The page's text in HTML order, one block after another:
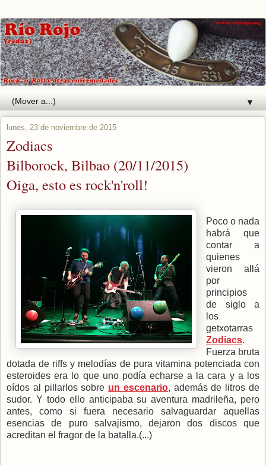
▼
lunes, 23 de noviembre de 2015
Zodiacs
Bilborock, Bilbao (20/11/2015)
Oiga, esto es rock'n'roll!
Poco o nada
habrá que
contar a
quienes
vieron allá
por
principios
de siglo a
los
getxotarras
Zodiacs.
Fuerza bruta
dotada de riffs y melodías de pura vitamina potenciada con
esteroides era lo que uno podía echarse a la cara y a los
oídos al pillarlos sobre un escenario, además de litros de
sudor. Y todo ello anticipaba su aventura madrileña, pero
antes, como si fuera necesario salvaguardar aquellas
esencias de puro salvajismo, dejaron dos discos que
acreditan el fragor de la batalla.(...)